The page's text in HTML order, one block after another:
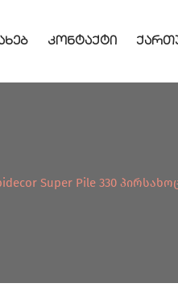
ᲙᲝᲜᲢᲐᲥᲢᲘ
Super Pile 330